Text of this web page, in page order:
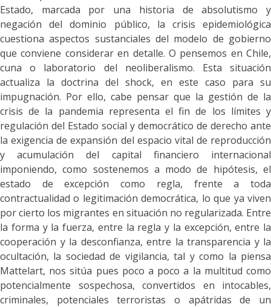
Estado, marcada por una historia de absolutismo y
negación del dominio público, la crisis epidemiológica
cuestiona aspectos sustanciales del modelo de gobierno
que conviene considerar en detalle. O pensemos en Chile,
cuna o laboratorio del neoliberalismo. Esta situación
actualiza la doctrina del shock, en este caso para su
impugnación. Por ello, cabe pensar que la gestión de la
crisis de la pandemia representa el fin de los límites y
regulación del Estado social y democrático de derecho ante
la exigencia de expansión del espacio vital de reproducción
y acumulación del capital financiero internacional
imponiendo, como sostenemos a modo de hipótesis, el
estado de excepción como regla, frente a toda
contractualidad o legitimación democrática, lo que ya viven
por cierto los migrantes en situación no regularizada. Entre
la forma y la fuerza, entre la regla y la excepción, entre la
cooperación y la desconfianza, entre la transparencia y la
ocultación, la sociedad de vigilancia, tal y como la piensa
Mattelart, nos sitúa pues poco a poco a la multitud como
potencialmente sospechosa, convertidos en intocables,
criminales, potenciales terroristas o apátridas de un